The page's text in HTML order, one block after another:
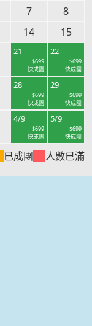
7
8
14 15
21
$699
快成團
22
$699
快成團
28
$699
快成團
29
$699
快成團
4/9
$699
快成團
5/9
$699
快成團
已成團 人數已滿